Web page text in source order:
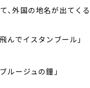
、外国の地名が出てく
んでイスタンブール」
ルージュの鐘」